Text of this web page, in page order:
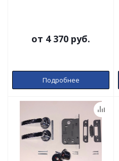
от 4 370 руб.
Подробнее